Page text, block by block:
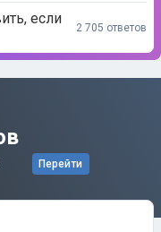
если
2 705 ответов
Перейти